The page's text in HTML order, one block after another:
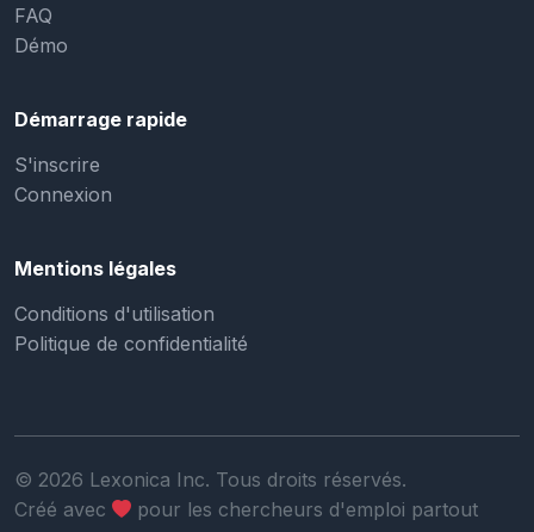
FAQ
Démo
Démarrage rapide
S'inscrire
Connexion
Mentions légales
Conditions d'utilisation
Politique de confidentialité
© 2026 Lexonica Inc. Tous droits réservés.
Créé avec
pour les chercheurs d'emploi partout